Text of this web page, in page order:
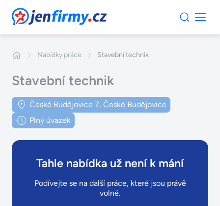
JenFirmy.cz
Nabídky práce Stavební technik
Stavební technik
České Budějovice 7, České Budějovice
Plný úvazek
Tahle nabídka už není k mání
Podívejte se na další práce, které jsou právě
volné.